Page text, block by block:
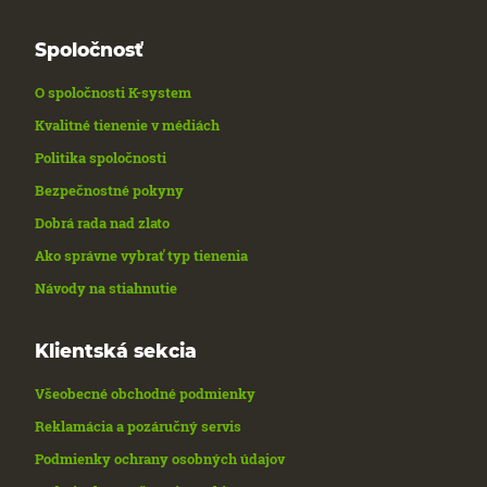
Spoločnosť
O spoločnosti K-system
Kvalitné tienenie v médiách
Politika spoločnosti
Bezpečnostné pokyny
Dobrá rada nad zlato
Ako správne vybrať typ tienenia
Návody na stiahnutie
Klientská sekcia
Všeobecné obchodné podmienky
Reklamácia a pozáručný servis
Podmienky ochrany osobných údajov